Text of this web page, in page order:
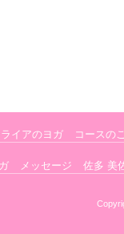
イアのヨガ コースの
メッセージ 佐多 美